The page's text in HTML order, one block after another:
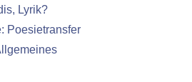
Lyrik?
Poesietransfer